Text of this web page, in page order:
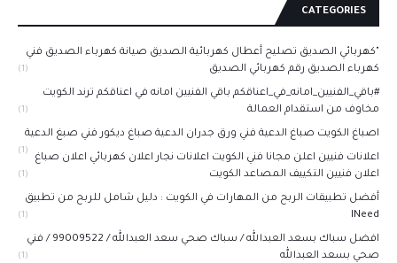
CATEGORIES
"كهربائي الصديق تصليح أعطال كهربائية الصديق صيانة كهرباء الصديق فني
كهرباء الصديق رقم كهربائي الصديق
(1)
#باقي_الفنيين_امانه_في_اعناقكم باقي الفنيين امانه في اعناقكم ترند الكويت
مخاوف من استقدام العمالة
(1)
اصباغ الكويت صباغ الدعية فني ورق جدران الدعية صباغ ديكور فني صبغ الدعية
(1)
اعلانات فنيين اعلن مجانا فني الكويت اعلانات نجار اعلان كهربائي اعلان صباغ
اعلان فنيين التكييف المصاعد الكويت
(1)
أفضل تطبيقات الربح من المهارات في الكويت : دليل شامل للربح من تطبيق
INeed
(1)
افضل سباك بسعد العبدالله / سباك صحي سعد العبدالله / 99009522 / فني
صحي بسعد العبدالله
(1)